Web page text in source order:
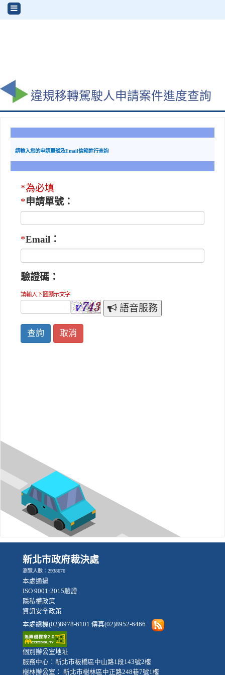
違規移轉駕駛人申請案件進度查詢
請輸入您的申請單號及Email信箱進行查詢
*為必填
*申請單號：
*Email：
驗證碼：
請輸入下圖顯示文字
語音服務
新北市政府裁決處
瀏覽人數：2938676
本處通過
ISO 9001:2015驗證
隱私權政策
資訊安全政策
本處總機(02)8978-6101 傳真(02)8952-6466
個別辦公室地址
服務中心：新北市板橋區中山路1段143號2樓
樹林辦公室： 新北市樹林區中正路248巷7號1樓